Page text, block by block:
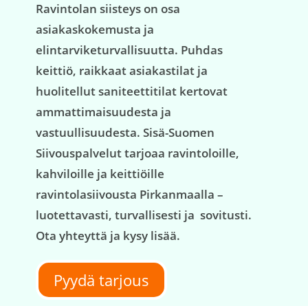
Ravintolan siisteys on osa
asiakaskokemusta ja
elintarviketurvallisuutta. Puhdas
keittiö, raikkaat asiakastilat ja
huolitellut saniteettitilat kertovat
ammattimaisuudesta ja
vastuullisuudesta. Sisä-Suomen
Siivouspalvelut tarjoaa ravintoloille,
kahviloille ja keittiöille
ravintolasiivousta Pirkanmaalla –
luotettavasti, turvallisesti ja sovitusti.
Ota yhteyttä ja kysy lisää.
Pyydä tarjous